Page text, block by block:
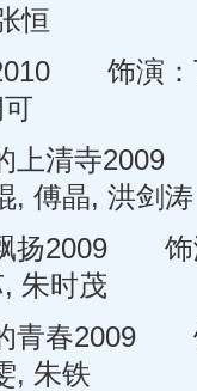
恒
饰演：丁
清寺2009
, 傅晶, 洪剑涛
2009 饰演
朱时茂
春2009 饰
, 朱铁